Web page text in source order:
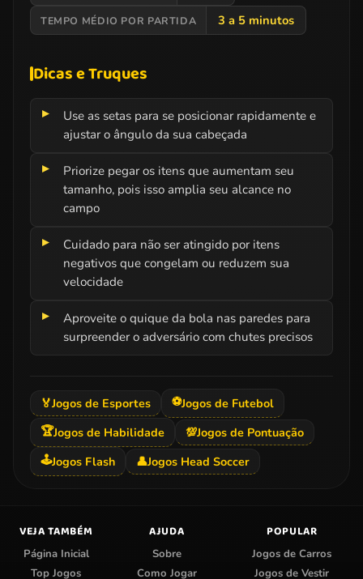
TEMPO MÉDIO POR PARTIDA 3 a 5 minutos
Dicas e Truques
Use as setas para se posicionar rapidamente e
ajustar o ângulo da sua cabeçada
Priorize pegar os itens que aumentam seu
tamanho, pois isso amplia seu alcance no
campo
Cuidado para não ser atingido por itens
negativos que congelam ou reduzem sua
velocidade
Aproveite o quique da bola nas paredes para
surpreender o adversário com chutes precisos
🏅Jogos de Esportes ⚽Jogos de Futebol
🏆Jogos de Habilidade 💯Jogos de Pontuação
🕹️Jogos Flash 👤Jogos Head Soccer
VEJA TAMBÉM
Página Inicial
Top Jogos
AJUDA
Sobre
Como Jogar
POPULAR
Jogos de Carros
Jogos de Vestir